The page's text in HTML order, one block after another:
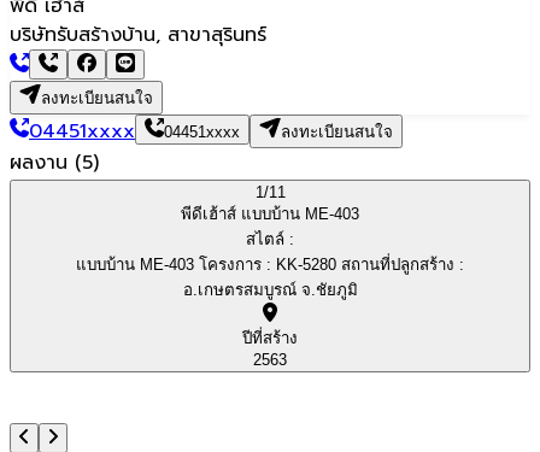
พีดี เฮ้าส์
บริษัทรับสร้างบ้าน, สาขาสุรินทร์
ลงทะเบียนสนใจ
04451xxxx 04451xxxx ลงทะเบียนสนใจ
ผลงาน (5)
1/11
พีดีเฮ้าส์ แบบบ้าน ME-403
สไตล์ :
แบบบ้าน ME-403 โครงการ : KK-5280 สถานที่ปลูกสร้าง :
อ.เกษตรสมบูรณ์ จ.ชัยภูมิ
ปีที่สร้าง
2563